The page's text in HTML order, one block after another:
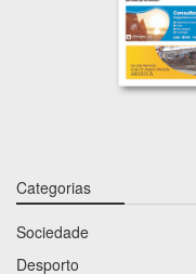
Categorias
Sociedade
Desporto